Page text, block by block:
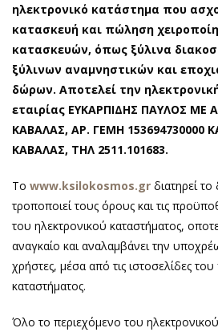
ηλεκτρονικό κατάστημα που
κατασκευή και πώληση
κατασκευών, όπως ξύλινα
ξύλινων αναμνηστικών και
δώρων. Αποτελεί την
εταιρίας ΕΥΚΑΡΠΙΔΗΣ ΠΑΥΛΟΣ ΜΕ
ΚΑΒΑΛΑΣ, ΑΡ. ΓΕΜΗ 153694730000
ΚΑΒΑΛΑΣ, ΤΗΛ 2511.101683.
Το www.ksilokosmos.gr διατηρεί
τροποποιεί τους όρους και τις
του ηλεκτρονικού καταστήματος,
αναγκαίο και αναλαμβάνει την
χρήστες, μέσα από τις ιστοσελίδες
καταστήματος.
Όλο το περιεχόμενο του